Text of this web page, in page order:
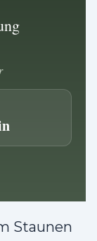
Staunen